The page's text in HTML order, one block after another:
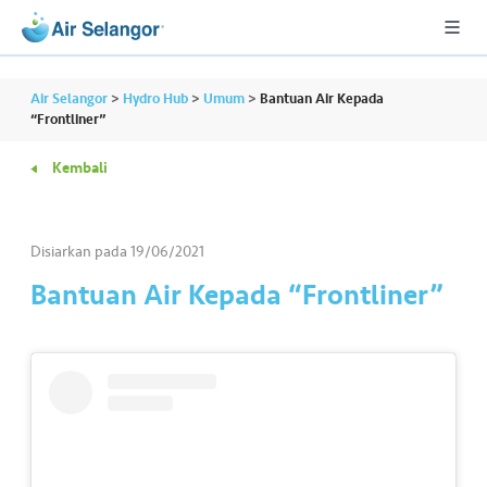
Air Selangor > Hydro Hub > Umum > Bantuan Air Kepada
“Frontliner”
Kembali
Disiarkan pada19/06/2021
Bantuan Air Kepada “Frontliner”
A
P
er
m
•••
•••